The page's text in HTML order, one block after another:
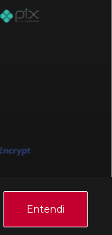
Entendi